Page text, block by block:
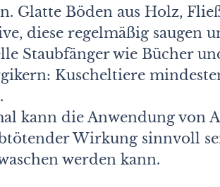
Glatte Böden aus Holz,
diese regelmäßig saugen
Staubfänger wie Bücher
Kuscheltiere
kann die Anwendung von
Wirkung sinnvoll
werden kann.